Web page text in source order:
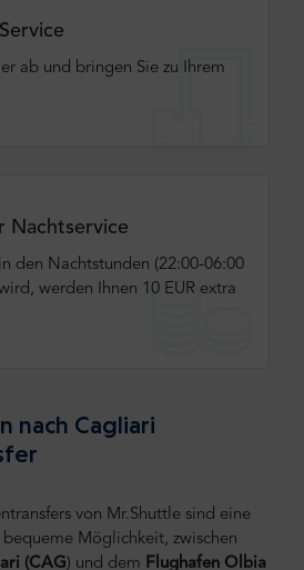
ab und bringen Sie zu Ihrem
Nachtservice
den Nachtstunden (22:00-06:00
werden Ihnen 10 EUR extra
nach Cagliari
von Mr.Shuttle sind eine
Möglichkeit, zwischen
(CAG) und dem Flughafen Olbia